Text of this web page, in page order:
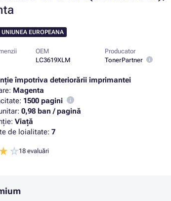
UNIUNEA EUROPEANA
OEM
LC3619XLM
Producator
TonerPartner
împotriva deteriorării imprimantei
Magenta
1500 pagini
0,98 ban / pagină
Viaţă
de loialitate: 7
18 evaluări